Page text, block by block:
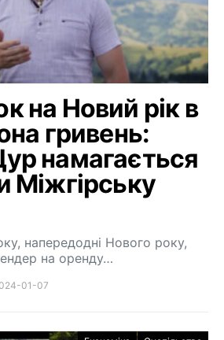
на Новий рік в
гривень:
намагається
Міжгірську
напередодні Нового року,
на оренду…
01-07